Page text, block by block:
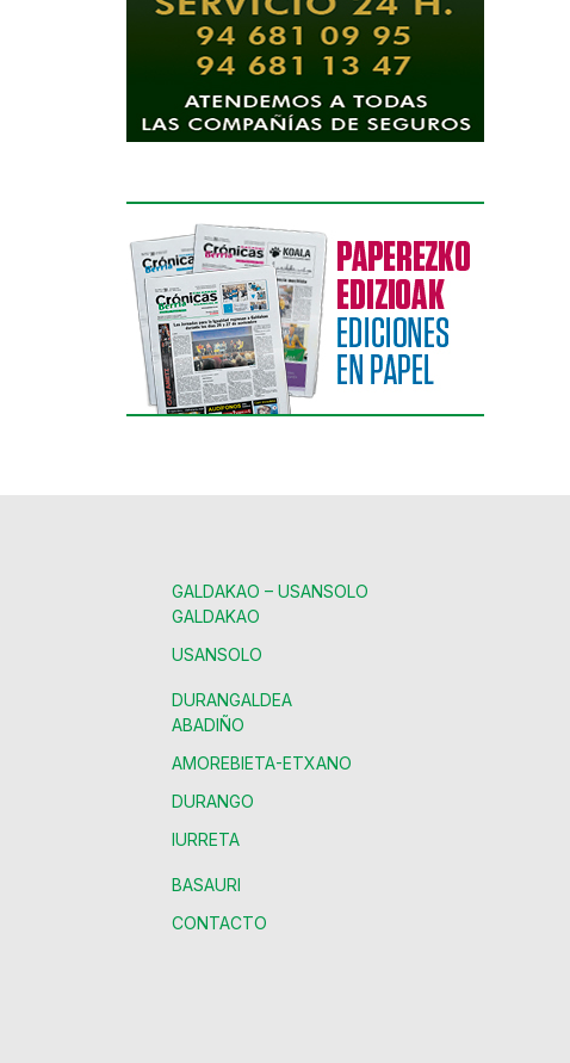
GALDAKAO – USANSOLO
GALDAKAO
USANSOLO
DURANGALDEA
ABADIÑO
AMOREBIETA-ETXANO
DURANGO
IURRETA
BASAURI
CONTACTO